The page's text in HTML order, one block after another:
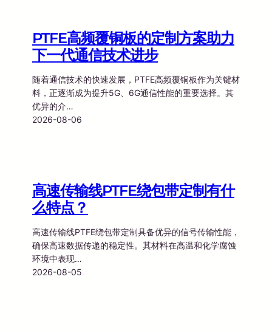
PTFE高频覆铜板的定制方案助力
下一代通信技术进步
随着通信技术的快速发展，PTFE高频覆铜板作为关键材
料，正逐渐成为提升5G、6G通信性能的重要选择。其
优异的介…
2026-08-06
高速传输线PTFE绕包带定制有什
么特点？
高速传输线PTFE绕包带定制具备优异的信号传输性能，
确保高速数据传递的稳定性。其材料在高温和化学腐蚀
环境中表现…
2026-08-05